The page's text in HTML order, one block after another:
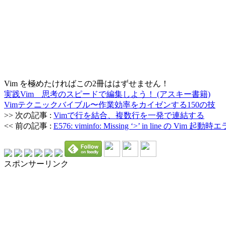
Vim を極めたければこの2冊ははずせません！
実践Vim 思考のスピードで編集しよう！ (アスキー書籍)
Vimテクニックバイブル〜作業効率をカイゼンする150の技
>> 次の記事 : Vimで行を結合、複数行を一発で連結する
<< 前の記事 : E576: viminfo: Missing ‘>’ in line の Vim 起動時エ
スポンサーリンク